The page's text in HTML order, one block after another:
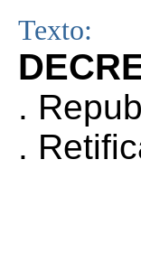
Texto:
.
.